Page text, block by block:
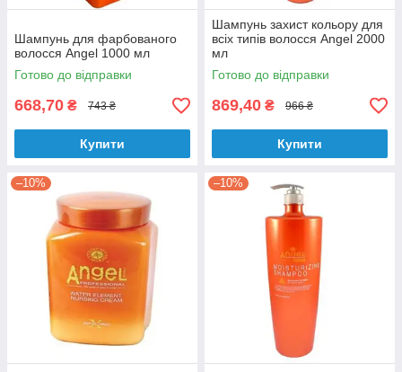
Шампунь для фарбованого
волосся Angel 1000 мл
Готово до відправки
668,70 ₴ 743 ₴
Купити
Шампунь захист кольору для
всіх типів волосся Angel 2000
мл
Готово до відправки
869,40 ₴ 966 ₴
Купити
–10% –10%